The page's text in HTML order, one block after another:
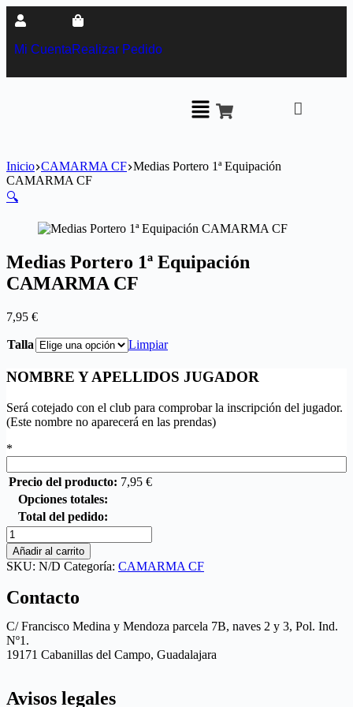
Mi CuentaRealizar Pedido
Inicio CAMARMA CF Medias Portero 1ª Equipación
CAMARMA CF
🔍
Medias Portero 1ª Equipación
CAMARMA CF
7,95 €
Talla Limpiar
NOMBRE Y APELLIDOS JUGADOR
Será cotejado con el club para comprobar la inscripción del jugador.
(Este nombre no aparecerá en las prendas)
*
Precio del producto: 7,95 €
Opciones totales:
Total del pedido:
Añadir al carrito
SKU: N/D Categoría: CAMARMA CF
Contacto
C/ Francisco Medina y Mendoza parcela 7B, naves 2 y 3, Pol. Ind.
Nº1.
19171 Cabanillas del Campo, Guadalajara
Avisos legales